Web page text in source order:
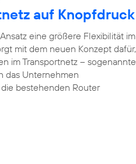
auf Knopfdruck
eine größere Flexibilität im
mit dem neuen Konzept dafür,
im Transportnetz – sogenannte
das Unternehmen
bestehenden Router